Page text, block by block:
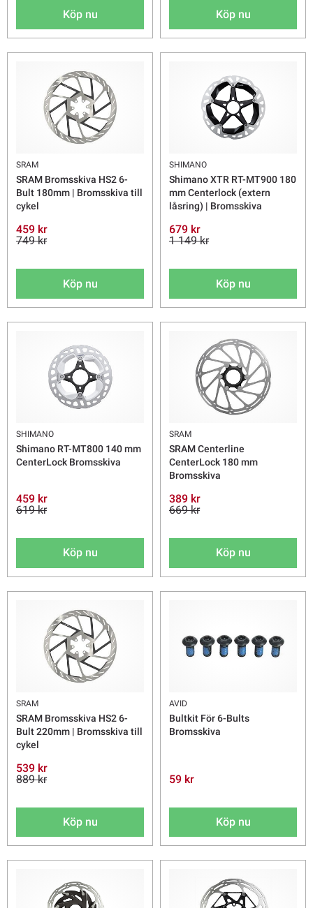
Köp nu Köp nu
SRAM
SRAM Bromsskiva HS2 6-
Bult 180mm | Bromsskiva till
cykel
459 kr
749 kr
Köp nu
SHIMANO
Shimano XTR RT-MT900 180
mm Centerlock (extern
låsring) | Bromsskiva
679 kr
1 149 kr
Köp nu
SHIMANO
Shimano RT-MT800 140 mm
CenterLock Bromsskiva
459 kr
619 kr
Köp nu
SRAM
SRAM Centerline
CenterLock 180 mm
Bromsskiva
389 kr
669 kr
Köp nu
SRAM
SRAM Bromsskiva HS2 6-
Bult 220mm | Bromsskiva till
cykel
539 kr
889 kr
Köp nu
AVID
Bultkit För 6-Bults
Bromsskiva
59 kr
Köp nu